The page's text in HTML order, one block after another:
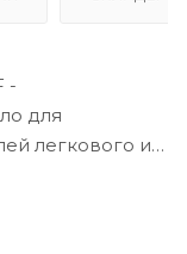
-
для
легкового и